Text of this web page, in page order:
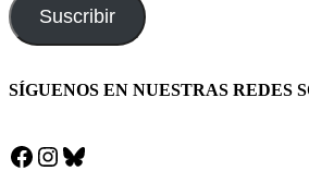
Suscribir
SÍGUENOS EN NUESTRAS REDES
Facebook
Instagram
Bluesky